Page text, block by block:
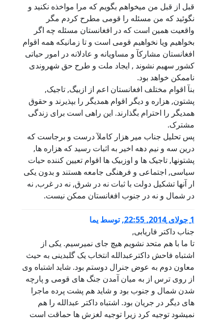
قبل از قبل من میخواهم بگویم که مرا مواخذه نکنید و
نگوئید که من مسئله را قومی مطرح کردم مگر
واقعیت همین است که در افغانستان مسئله چه اگر
بخواهیم ویا نخواهیم قومی است و تا زمانیکه همه اقوام
افغانستان مشارکآ و مساویانه و عادلانه در امور حیاتی
کشور سهیم نشوند , ایجاد ملت و طرح حق شهروندی
ناممکن خواهد بود.
بنآ اقوام مختلف افغانستان اعم از ازبیگ, تاجیک,
پشتون, هزاره و دیگر اقوام همدیگر را بپذیرند و حقوق
همدیگر را احترام بگذارند. این راهی است برای زندگی
مشترک.
پس تحلیل جناب میر هزار کاملآ درست و برجاست که
درین سه و نیم دهه اخیر به اثبات رسید که هزاره ها,
پشتونها, تاجیک ها و اوزبیک ها اقوام تعیین کننده حیات
سیاسی, اجتماعی و فرهنگی جامعه هستند و بدون یکی
ار آنها تشکیل دولت با ثبات نه در شرق, نه در غرب, نه
در شمال و نه در جنوب افغانستان ممکن نیست.
1 جولای 2014, 22:55 ,توسط یما
جناب داکتر فاریابی,
تا ما با هم متحد نشویم هیچ جای نمیرسیم. یکی از
اشتباه فاحش داکترعبدالله انتخاب یک گلبدینی به حیث
معاون دوم به عوض جنرال دوستم بود. شاید اشتباه وی
از روی ترس از به میان آمدن جنگ های قومی و پارچه
شدن شمال و جنوب بود و شاید هم پشت پرده ماجرا
های دیگر در جریان بود. اشتباه داکتر عبدالله را هم
نمیشود توجیه کرد زیرا توجیه لغزش ها حماقت است